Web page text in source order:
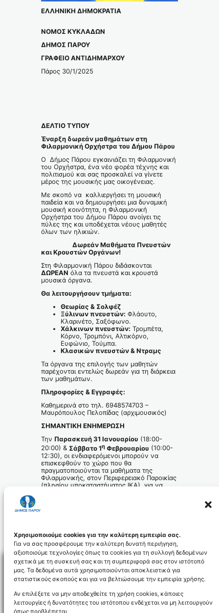
Χρησιμοποιούμε cookies για την καλύτερη εμπειρία σας.
Για να σας προσφέρουμε την καλύτερη δυνατή περιήγηση,
αξιοποιούμε τεχνολογίες όπως τα cookies για τη συλλογή δεδομένων
σχετικά με τη συσκευή σας και τη συμπεριφορά σας στον ιστότοπό
μας. Τα δεδομένα αυτά χρησιμοποιούνται αποκλειστικά για
στατιστικούς σκοπούς και για να βελτιώσουμε την εμπειρία χρήσης.
Αν επιλέξετε να μην αποδεχθείτε τη χρήση cookies, κάποιες
λειτουργίες ή δυνατότητες του ιστότοπου ενδέχεται να μη λειτουργούν
όπως προβλέπεται.
ΕΛΛΗΝΙΚΗ ΔΗΜΟΚΡΑΤΙΑ
ΝΟΜΟΣ ΚΥΚΛΑΔΩΝ
ΔΗΜΟΣ ΠΑΡΟΥ
ΓΡΑΦΕΙΟ ΑΝΤΙΔΗΜΑΡΧΟΥ
Πάρος 30/1/2025
ΔΕΛΤΙΟ ΤΥΠΟΥ
Έναρξη δωρεάν μαθημάτων στη
Φιλαρμονική Ορχήστρα του Δήμου Πάρου
Ο Δήμος Πάρου εγκαινιάζει τη Φιλαρμονική
του Ορχήστρα, ένα νέο φορέα τέχνης και
πολιτισμού και σας προσκαλεί να γίνετε
μέρος της μουσικής μας οικογένειας.
Με σκοπό να καλλιεργήσει τη μουσική
παιδεία και να δημιουργήσει μια δυναμική
μουσική κοινότητα, η Φιλαρμονική
Ορχήστρα του Δήμου Πάρου ανοίγει τις
πύλες της και υποδέχεται νέους μαθητές
όλων των ηλικιών.
Δωρεάν Μαθήματα Πνευστών
και Κρουστών Οργάνων!
Στη Φιλαρμονική Πάρου διδάσκονται
ΔΩΡΕΑΝ όλα τα πνευστά και κρουστά
μουσικά όργανα.
Θα λειτουργήσουν τμήματα:
Θεωρίας & Σολφέζ
Ξύλινων πνευστών: Φλάουτο,
Κλαρινέτο, Σαξόφωνο.
Χάλκινων πνευστών: Τρομπέτα,
Κόρνο, Τρομπόνι, Αλτικόρνο,
Ευφώνιο, Τούμπα.
Κλασικών πνευστών & Ντραμς
Τα όργανα της επιλογής των μαθητών
παρέχονται εντελώς δωρεάν για τη διάρκεια
των μαθημάτων.
Πληροφορίες & Εγγραφές:
Καθημερινά στο τηλ. 6948574703 –
Μαυρόπουλος Πελοπίδας (αρχιμουσικός)
ΣΗΜΑΝΤΙΚΗ ΕΝΗΜΕΡΩΣΗ
Την Παρασκευή 31 Ιανουαρίου (18:00-
20:00) & Σάββατο 1η Φεβρουαρίου (10:00-
12:30), οι ενδιαφερόμενοι μπορούν να
επισκεφθούν το χώρο που θα
πραγματοποιούνται τα μαθήματα της
Φιλαρμονικής, στον Περιφερειακό Παροικίας
(πλησίον υποκαταστήματος ΙΚΑ), για να
Οι εγγραφές ξεκίνησαν.